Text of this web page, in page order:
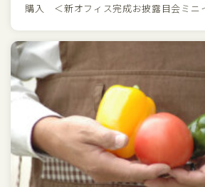
購入 ＜新オフィス完成お披露目会ミニ